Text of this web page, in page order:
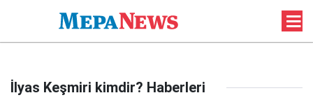
İlyas Keşmiri kimdir? Haberleri